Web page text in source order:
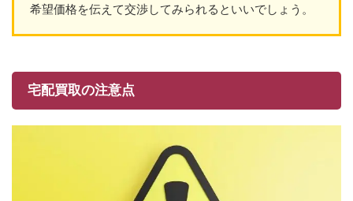
希望価格を伝えて交渉してみられるといいでしょう。
宅配買取の注意点